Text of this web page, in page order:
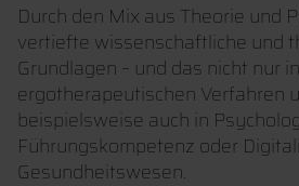
Durch den Mix aus Theorie und
vertiefte wissenschaftliche und
Grundlagen – und das nicht nur in
ergotherapeutischen Verfahren
beispielsweise auch in
Führungskompetenz oder
Gesundheitswesen.